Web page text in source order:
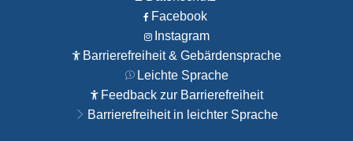
Facebook
Instagram
Barrierefreiheit & Gebärdensprache
Leichte Sprache
Feedback zur Barrierefreiheit
Barrierefreiheit in leichter Sprache